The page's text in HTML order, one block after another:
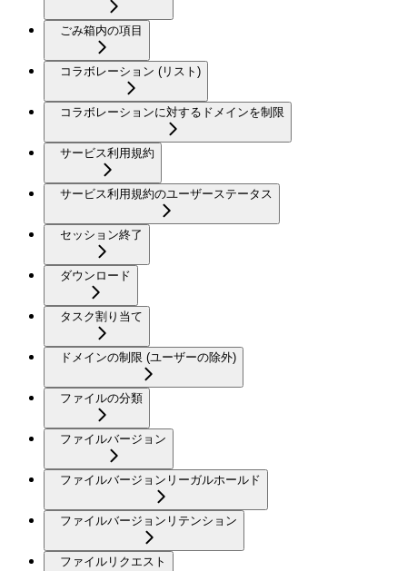
ごみ箱内の項目
コラボレーション (リスト)
コラボレーションに対するドメインを制限
サービス利用規約
サービス利用規約のユーザーステータス
セッション終了
ダウンロード
タスク割り当て
ドメインの制限 (ユーザーの除外)
ファイルの分類
ファイルバージョン
ファイルバージョンリーガルホールド
ファイルバージョンリテンション
ファイルリクエスト